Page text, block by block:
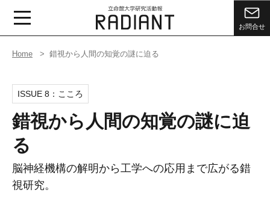
お問合せ
Home 錯視から人間の知覚の謎に迫る
ISSUE 8： こころ
錯視から人間の知覚の謎に迫
る
脳神経機構の解明から工学への応用まで広がる錯
視研究。